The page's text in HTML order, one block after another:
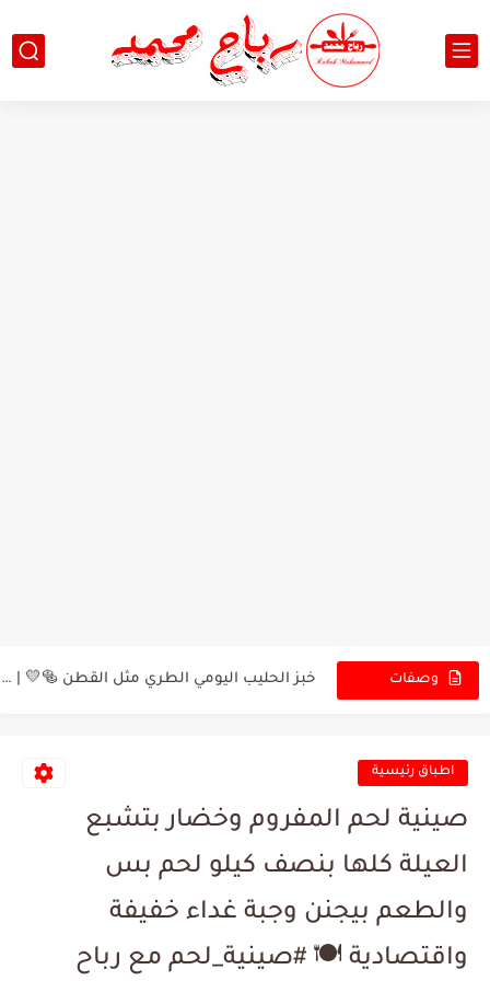
وصفات خبز الحليب اليومي الطري مثل القطن 🥯💛 | مين بيحب...
اطباق رئيسية
صينية لحم المفروم وخضار بتشبع
العيلة كلها بنصف كيلو لحم بس
والطعم بيجنن وجبة غداء خفيفة
واقتصادية 🍽️ #صينية_لحم مع رباح